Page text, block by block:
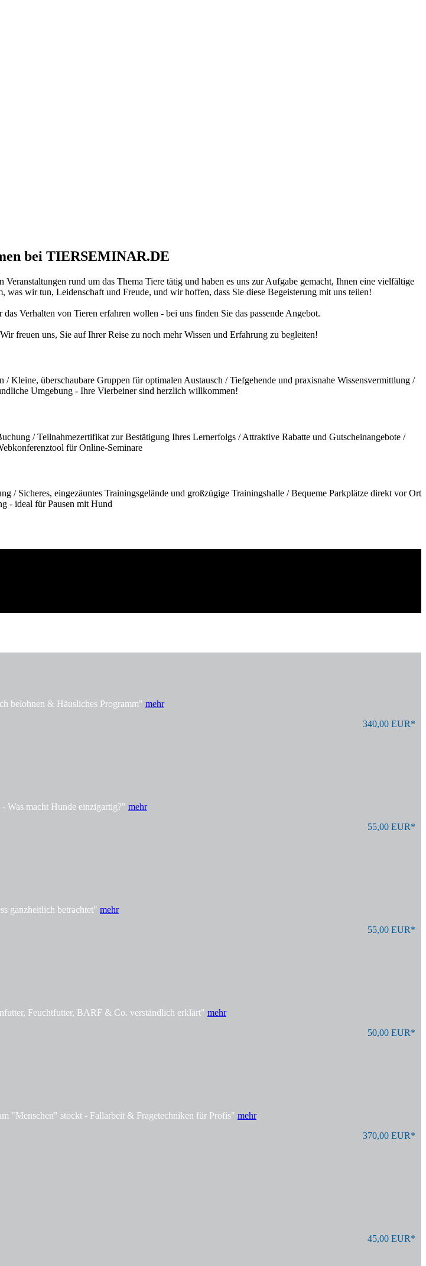
bei TIERSEMINAR.DE
rund um das Thema Tiere tätig und haben es uns zur Aufgabe gemacht, Ihnen eine vielfältige
wir tun, Leidenschaft und Freude, und wir hoffen, dass Sie diese Begeisterung mit uns teilen!
Verhalten von Tieren erfahren wollen - bei uns finden Sie das passende Angebot.
freuen uns, Sie auf Ihrer Reise zu noch mehr Wissen und Erfahrung zu begleiten!
Kleine, überschaubare Gruppen für optimalen Austausch / Tiefgehende und praxisnahe Wissensvermittlung /
Umgebung - Ihre Vierbeiner sind herzlich willkommen!
/ Teilnahmezertifikat zur Bestätigung Ihres Lernerfolgs / Attraktive Rabatte und Gutscheinangebote /
für Online-Seminare
/ Sicheres, eingezäuntes Trainingsgelände und großzügige Trainingshalle / Bequeme Parkplätze direkt vor Ort
- ideal für Pausen mit Hund
belohnen & Häusliches Programm" mehr
340,00 EUR*
Was macht Hunde einzigartig?" mehr
55,00 EUR*
ganzheitlich betrachtet" mehr
55,00 EUR*
Feuchtfutter, BARF & Co. verständlich erklärt" mehr
50,00 EUR*
"Menschen" stockt - Fallarbeit & Fragetechniken für Profis" mehr
370,00 EUR*
45,00 EUR*